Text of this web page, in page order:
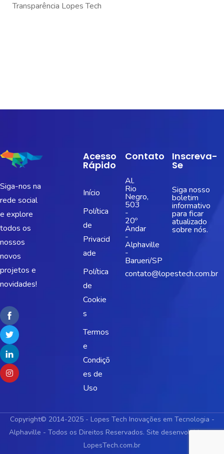
Transparência Lopes Tech
Siga-nos na
rede social
e explore
todos os
nossos
novos
projetos e
novidades!
Acesso
Rápido
Início
Política
de
Privacid
ade
Política
de
Cookie
s
Termos
e
Condiçõ
es de
Uso
Contato
Al.
Rio
Negro,
503
-
20º
Andar
-
Alphaville
-
Barueri/SP
contato@lopestech.com.br
Inscreva-
Se
Siga nosso
boletim
informativo
para ficar
atualizado
sobre nós.
Copyright© 2014-2025 - Lopes Tech Inovações em Tecnologia -
Alphaville - Todos os Direitos Reservados. Site desenvolvido por
LopesTech.com.br